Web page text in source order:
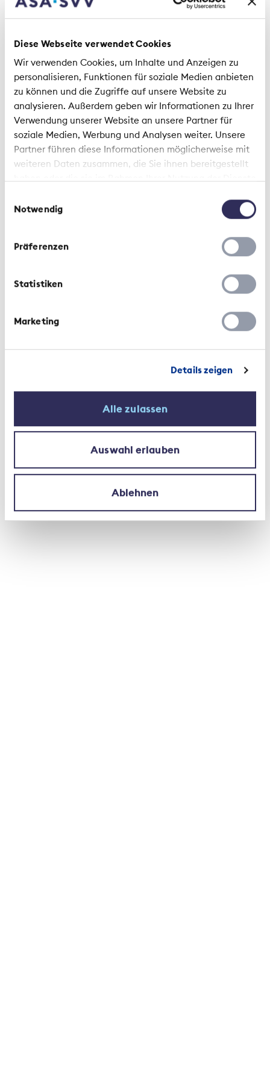
Diese Webseite verwendet Cookies
Wir verwenden Cookies, um Inhalte und Anzeigen zu
personalisieren, Funktionen für soziale Medien anbieten
zu können und die Zugriffe auf unsere Website zu
analysieren. Außerdem geben wir Informationen zu Ihrer
Verwendung unserer Website an unsere Partner für
soziale Medien, Werbung und Analysen weiter. Unsere
Partner führen diese Informationen möglicherweise mit
weiteren Daten zusammen, die Sie ihnen bereitgestellt
haben oder die sie im Rahmen Ihrer Nutzung der Dienste
Notwendig
Präferenzen
Statistiken
Marketing
Details zeigen
Alle zulassen
Auswahl erlauben
Ablehnen